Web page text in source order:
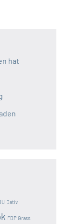
hat
Dativ
FDP Grass